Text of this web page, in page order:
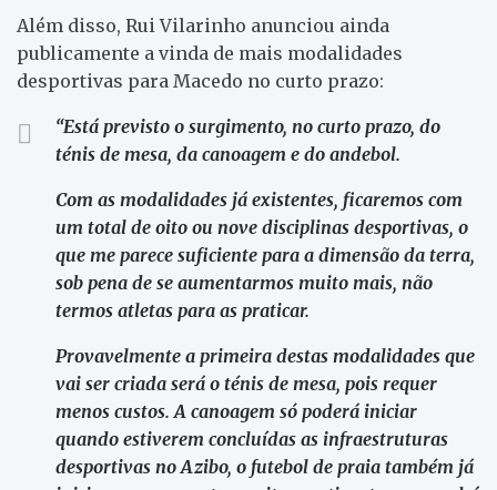
Além disso, Rui Vilarinho anunciou ainda
publicamente a vinda de mais modalidades
desportivas para Macedo no curto prazo:
“Está previsto o surgimento, no curto prazo, do
ténis de mesa, da canoagem e do andebol.
Com as modalidades já existentes, ficaremos com
um total de oito ou nove disciplinas desportivas, o
que me parece suficiente para a dimensão da terra,
sob pena de se aumentarmos muito mais, não
termos atletas para as praticar.
Provavelmente a primeira destas modalidades que
vai ser criada será o ténis de mesa, pois requer
menos custos. A canoagem só poderá iniciar
quando estiverem concluídas as infraestruturas
desportivas no Azibo, o futebol de praia também já